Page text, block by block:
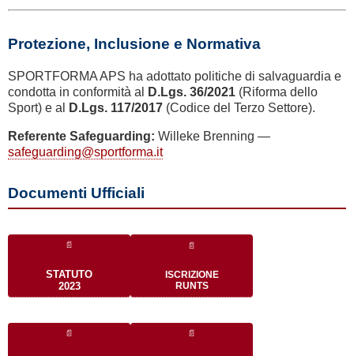
Protezione, Inclusione e Normativa
SPORTFORMA APS ha adottato politiche di salvaguardia e
condotta in conformità al
D.Lgs. 36/2021 (Riforma dello
Sport) e al
D.Lgs. 117/2017 (Codice del Terzo Settore).
Referente Safeguarding: Willeke Brenning —
safeguarding@sportforma.it
Documenti Ufficiali
📄
STATUTO
2023
📄
ISCRIZIONE
RUNTS
📄 📄